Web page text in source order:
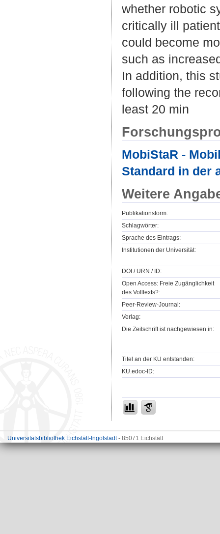
whether robotic
critically ill
could become
such as
In addition, this
following the
least 20 min
MobiStaR -
Standard in der
Weitere
Publikationsform:
Schlagwörter:
Sprache des Eintrags:
Institutionen der Universität:
DOI / URN / ID:
Open Access: Freie Zugänglichkeit
des Volltexts?:
Peer-Review-Journal:
Verlag:
Die Zeitschrift ist nachgewiesen in:
Titel an der KU entstanden:
KU.edoc-ID:
Universitätsbibliothek Eichstätt-Ingolstadt- 85071 Eichstätt